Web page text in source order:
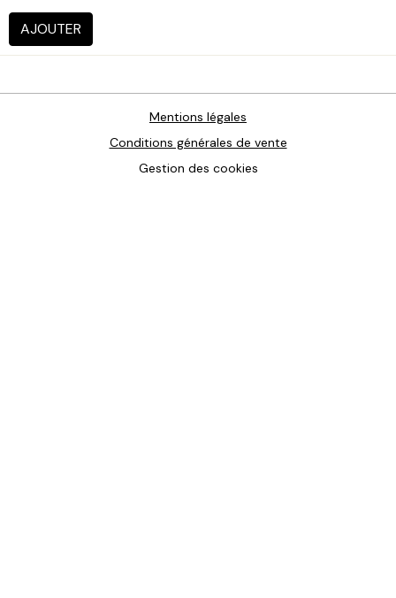
AJOUTER
Mentions légales
Conditions générales de vente
Gestion des cookies